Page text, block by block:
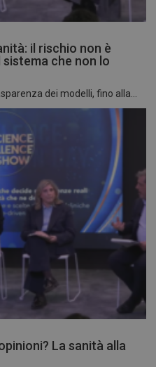
il rischio non è
sistema che non lo
dei modelli, fino alla...
La sanità alla